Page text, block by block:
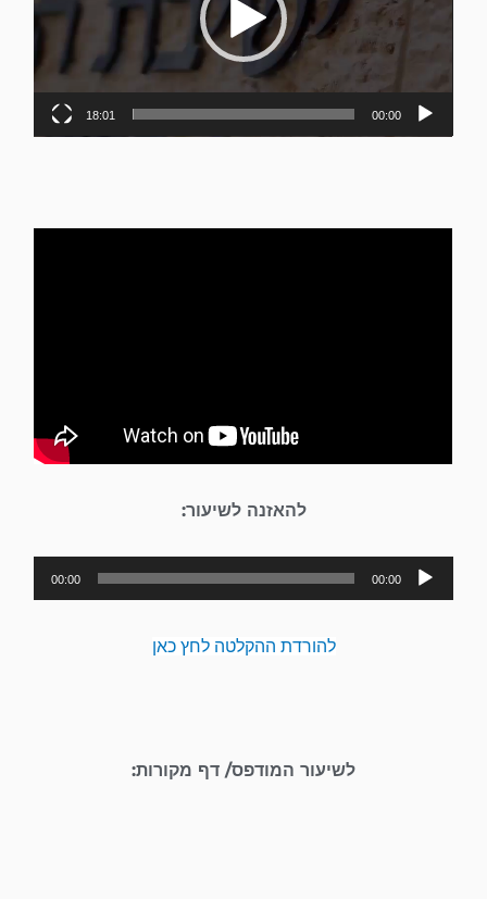
00:00
18:01
להאזנה לשיעור:
נגן
אודיו
00:00
00:00
להורדת ההקלטה לחץ כאן
לשיעור המודפס/ דף מקורות: